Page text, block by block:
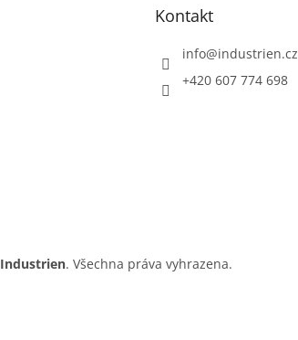
Kontakt
info@industrien.cz
+420 607 774 698
Industrien. Všechna práva vyhrazena.